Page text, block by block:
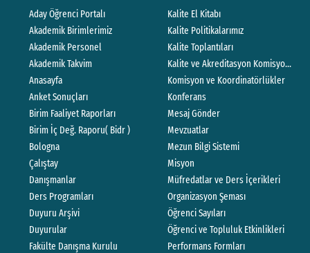
Aday Öğrenci Portalı
Akademik Birimlerimiz
Akademik Personel
Akademik Takvim
Anasayfa
Anket Sonuçları
Birim Faaliyet Raporları
Birim İç Değ. Raporu( Bidr )
Bologna
Çalıştay
Danışmanlar
Ders Programları
Duyuru Arşivi
Duyurular
Fakülte Danışma Kurulu
Kalite El Kitabı
Kalite Politikalarımız
Kalite Toplantıları
Kalite ve Akreditasyon Komisyonları
Komisyon ve Koordinatörlükler
Konferans
Mesaj Gönder
Mevzuatlar
Mezun Bilgi Sistemi
Misyon
Müfredatlar ve Ders İçerikleri
Organizasyon Şeması
Öğrenci Sayıları
Öğrenci ve Topluluk Etkinlikleri
Performans Formları